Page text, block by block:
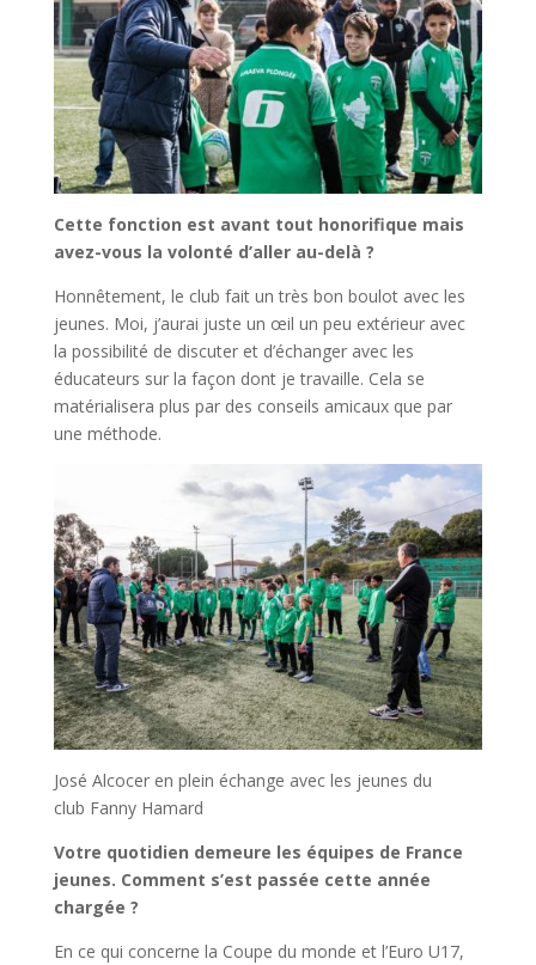
Cette fonction est avant tout honorifique mais
avez-vous la volonté d’aller au-delà ?
Honnêtement, le club fait un très bon boulot avec les
jeunes. Moi, j’aurai juste un œil un peu extérieur avec
la possibilité de discuter et d’échanger avec les
éducateurs sur la façon dont je travaille. Cela se
matérialisera plus par des conseils amicaux que par
une méthode.
José Alcocer en plein échange avec les jeunes du
club Fanny Hamard
Votre quotidien demeure les équipes de France
jeunes. Comment s’est passée cette année
chargée ?
En ce qui concerne la Coupe du monde et l’Euro U17,